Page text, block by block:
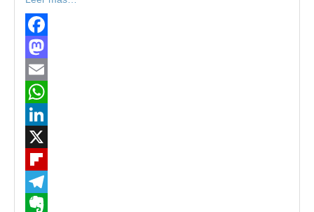
Facebook
Mastodon
Email
WhatsApp
LinkedIn
Flipboard
Telegram